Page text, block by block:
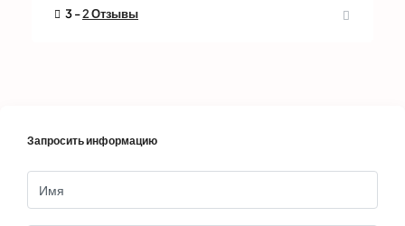
3 -2 Отзывы
Запросить информацию